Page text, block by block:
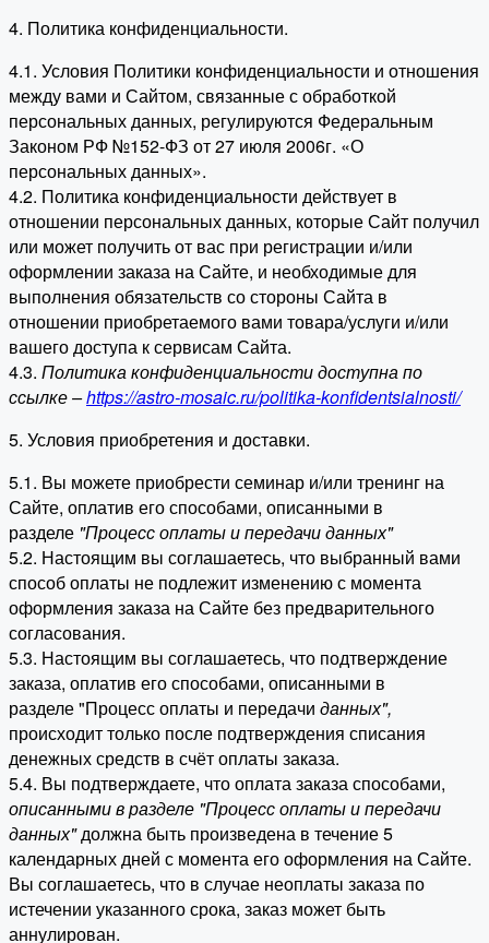
4. Политика конфиденциальности.
4.1. Условия Политики конфиденциальности и отношения
между вами и Сайтом, связанные с обработкой
персональных данных, регулируются Федеральным
Законом РФ №152-ФЗ от 27 июля 2006г. «О
персональных данных».
4.2. Политика конфиденциальности действует в
отношении персональных данных, которые Сайт получил
или может получить от вас при регистрации и/или
оформлении заказа на Сайте, и необходимые для
выполнения обязательств со стороны Сайта в
отношении приобретаемого вами товара/услуги и/или
вашего доступа к сервисам Сайта.
4.3. Политика конфиденциальности доступна по
ссылке –https://astro-mosaic.ru/politika-konfidentsialnosti/
5. Условия приобретения и доставки.
5.1. Вы можете приобрести семинар и/или тренинг на
Сайте, оплатив его способами, описанными в
разделе "Процесс оплаты и передачи данных"
5.2. Настоящим вы соглашаетесь, что выбранный вами
способ оплаты не подлежит изменению с момента
оформления заказа на Сайте без предварительного
согласования.
5.3. Настоящим вы соглашаетесь, что подтверждение
заказа, оплатив его способами, описанными в
разделе "Процесс оплаты и передачи данных",
происходит только после подтверждения списания
денежных средств в счёт оплаты заказа.
5.4. Вы подтверждаете, что оплата заказа способами,
описанными в разделе "Процесс оплаты и передачи
данных"должна быть произведена в течение 5
календарных дней с момента его оформления на Сайте.
Вы соглашаетесь, что в случае неоплаты заказа по
истечении указанного срока, заказ может быть
аннулирован.